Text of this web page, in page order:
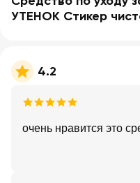
УТЕНОК Стикер
4.2
очень нравится это